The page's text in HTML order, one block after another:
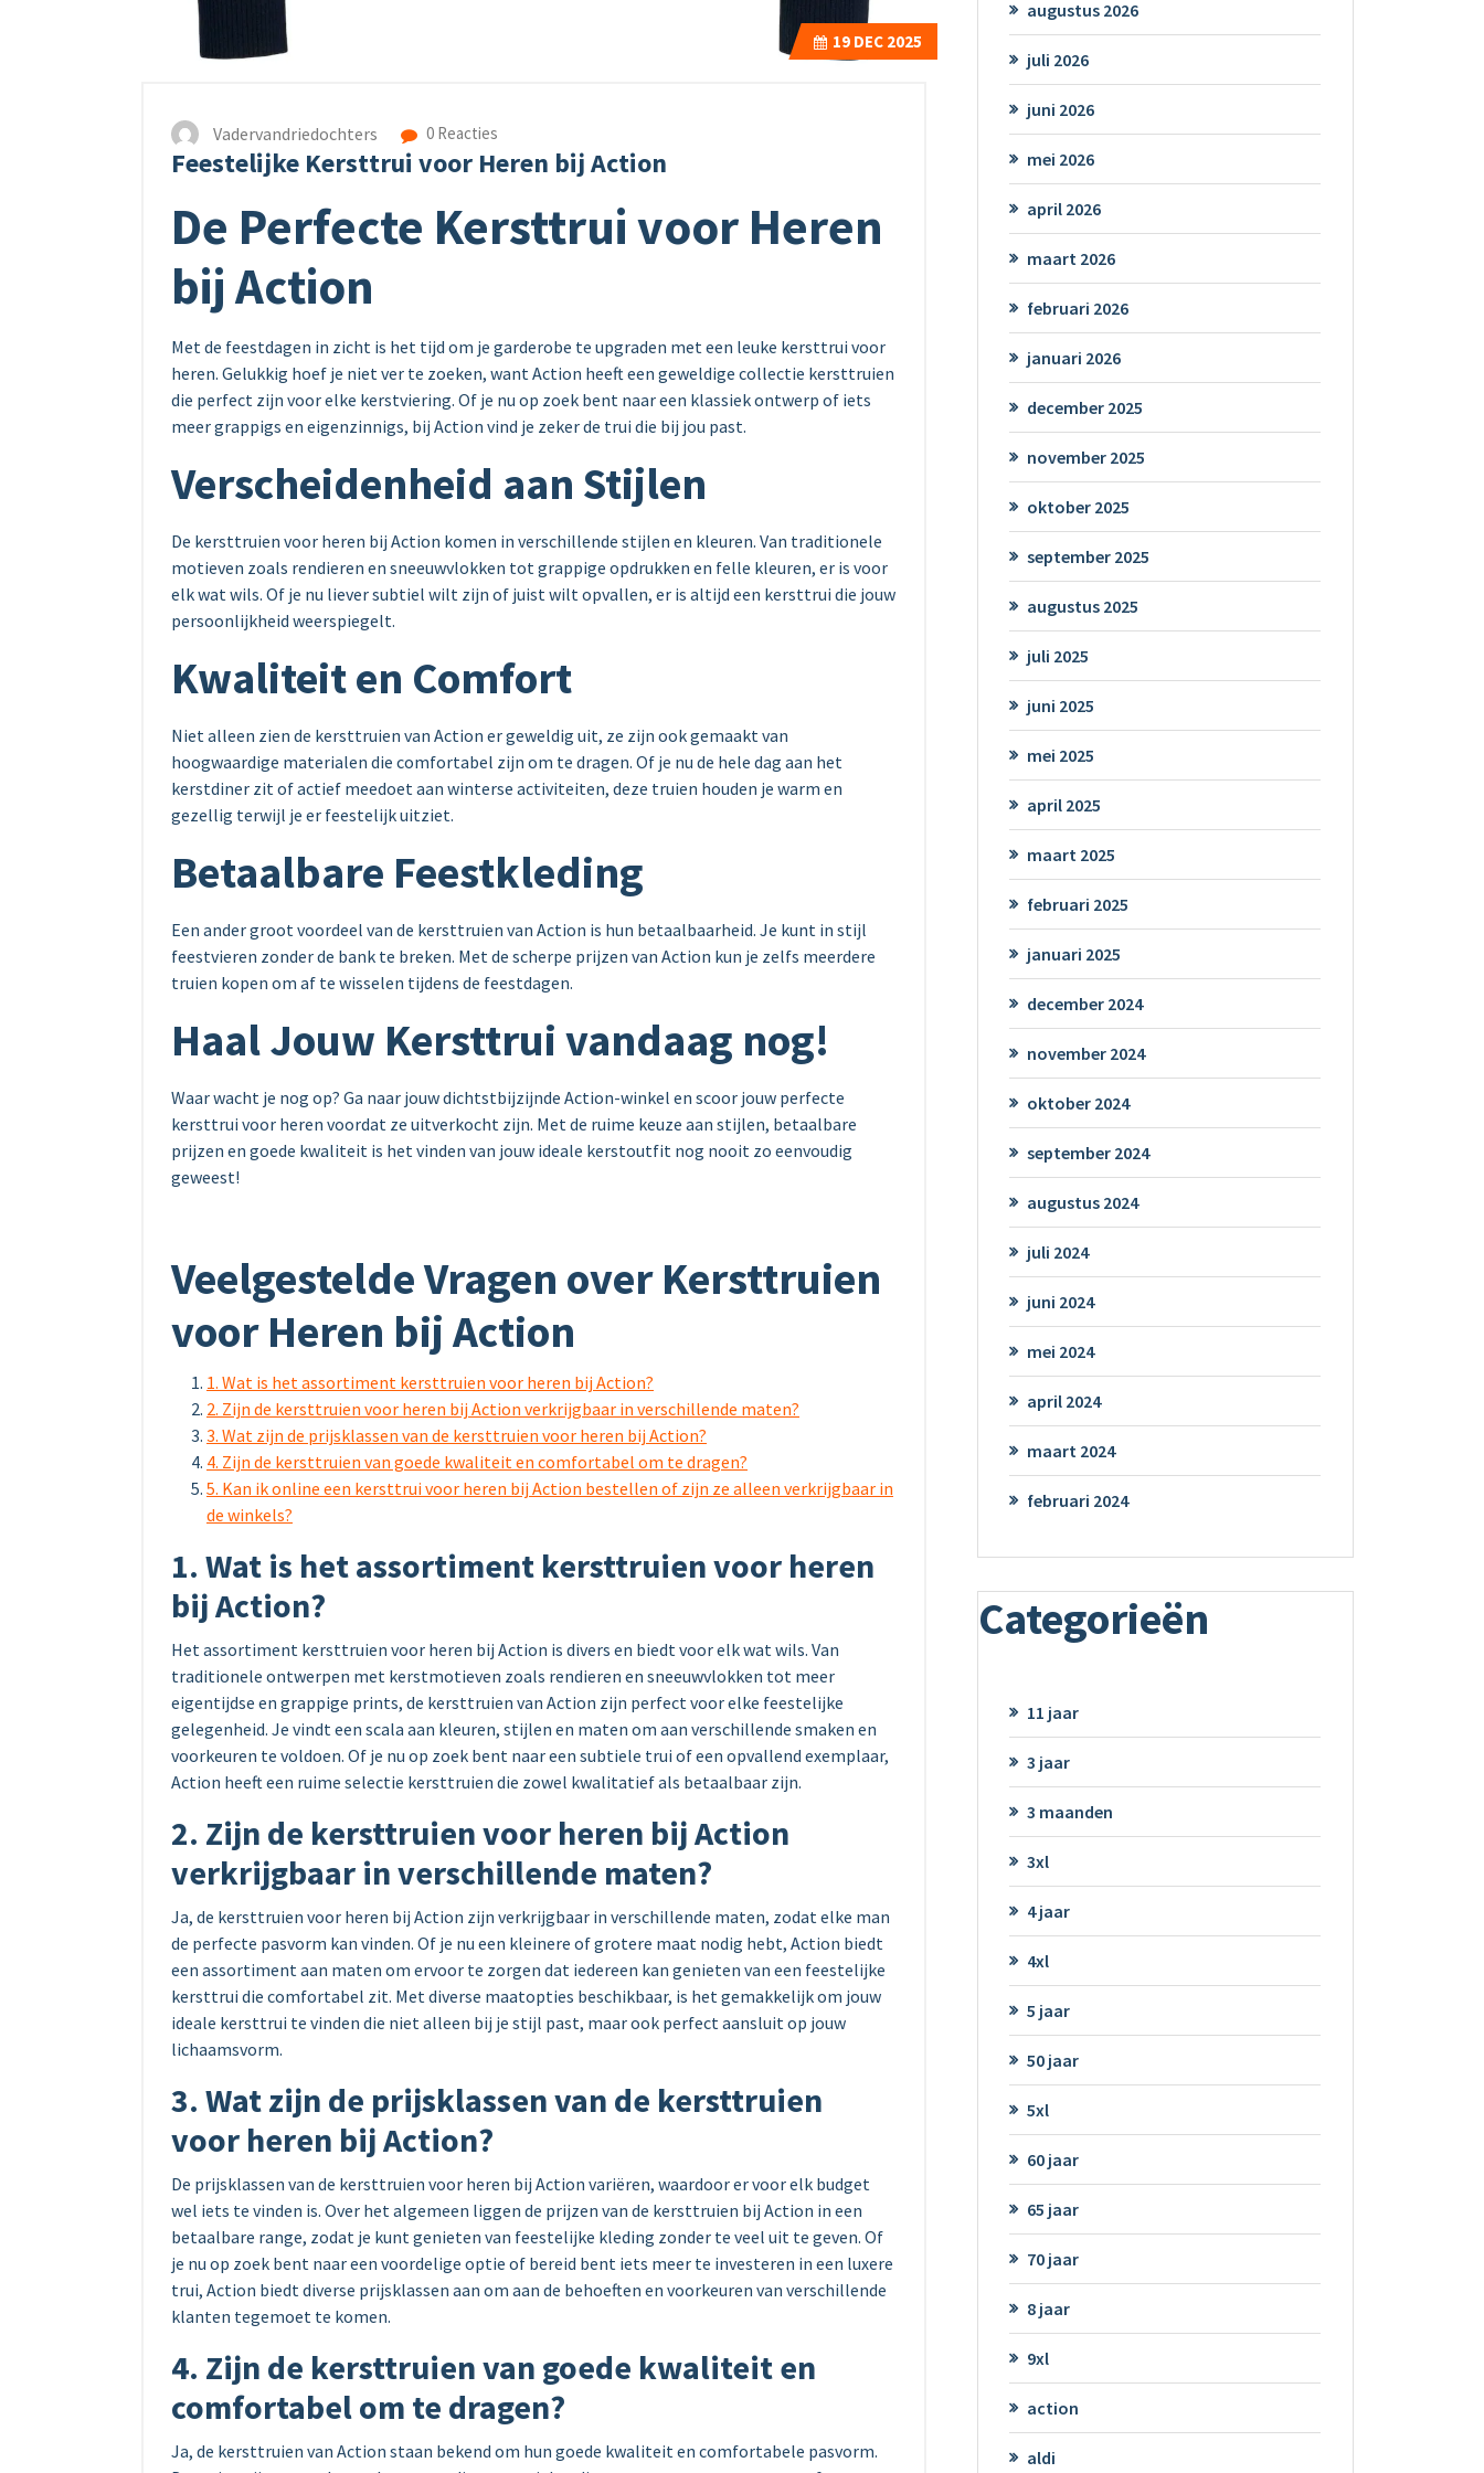
19DEC 2025
Vadervandriedochters 0 Reacties
Feestelijke Kersttrui voor Heren bij Action
De Perfecte Kersttrui voor Heren
bij Action
Met de feestdagen in zicht is het tijd om je garderobe te upgraden met een leuke kersttrui voor
heren. Gelukkig hoef je niet ver te zoeken, want Action heeft een geweldige collectie kersttruien
die perfect zijn voor elke kerstviering. Of je nu op zoek bent naar een klassiek ontwerp of iets
meer grappigs en eigenzinnigs, bij Action vind je zeker de trui die bij jou past.
Verscheidenheid aan Stijlen
De kersttruien voor heren bij Action komen in verschillende stijlen en kleuren. Van traditionele
motieven zoals rendieren en sneeuwvlokken tot grappige opdrukken en felle kleuren, er is voor
elk wat wils. Of je nu liever subtiel wilt zijn of juist wilt opvallen, er is altijd een kersttrui die jouw
persoonlijkheid weerspiegelt.
Kwaliteit en Comfort
Niet alleen zien de kersttruien van Action er geweldig uit, ze zijn ook gemaakt van
hoogwaardige materialen die comfortabel zijn om te dragen. Of je nu de hele dag aan het
kerstdiner zit of actief meedoet aan winterse activiteiten, deze truien houden je warm en
gezellig terwijl je er feestelijk uitziet.
Betaalbare Feestkleding
Een ander groot voordeel van de kersttruien van Action is hun betaalbaarheid. Je kunt in stijl
feestvieren zonder de bank te breken. Met de scherpe prijzen van Action kun je zelfs meerdere
truien kopen om af te wisselen tijdens de feestdagen.
Haal Jouw Kersttrui vandaag nog!
Waar wacht je nog op? Ga naar jouw dichtstbijzijnde Action-winkel en scoor jouw perfecte
kersttrui voor heren voordat ze uitverkocht zijn. Met de ruime keuze aan stijlen, betaalbare
prijzen en goede kwaliteit is het vinden van jouw ideale kerstoutfit nog nooit zo eenvoudig
geweest!
Veelgestelde Vragen over Kersttruien
voor Heren bij Action
1. Wat is het assortiment kersttruien voor heren bij Action?
2. Zijn de kersttruien voor heren bij Action verkrijgbaar in verschillende maten?
3. Wat zijn de prijsklassen van de kersttruien voor heren bij Action?
4. Zijn de kersttruien van goede kwaliteit en comfortabel om te dragen?
5. Kan ik online een kersttrui voor heren bij Action bestellen of zijn ze alleen verkrijgbaar in
de winkels?
1. Wat is het assortiment kersttruien voor heren
bij Action?
Het assortiment kersttruien voor heren bij Action is divers en biedt voor elk wat wils. Van
traditionele ontwerpen met kerstmotieven zoals rendieren en sneeuwvlokken tot meer
eigentijdse en grappige prints, de kersttruien van Action zijn perfect voor elke feestelijke
gelegenheid. Je vindt een scala aan kleuren, stijlen en maten om aan verschillende smaken en
voorkeuren te voldoen. Of je nu op zoek bent naar een subtiele trui of een opvallend exemplaar,
Action heeft een ruime selectie kersttruien die zowel kwalitatief als betaalbaar zijn.
2. Zijn de kersttruien voor heren bij Action
verkrijgbaar in verschillende maten?
Ja, de kersttruien voor heren bij Action zijn verkrijgbaar in verschillende maten, zodat elke man
de perfecte pasvorm kan vinden. Of je nu een kleinere of grotere maat nodig hebt, Action biedt
een assortiment aan maten om ervoor te zorgen dat iedereen kan genieten van een feestelijke
kersttrui die comfortabel zit. Met diverse maatopties beschikbaar, is het gemakkelijk om jouw
ideale kersttrui te vinden die niet alleen bij je stijl past, maar ook perfect aansluit op jouw
lichaamsvorm.
3. Wat zijn de prijsklassen van de kersttruien
voor heren bij Action?
De prijsklassen van de kersttruien voor heren bij Action variëren, waardoor er voor elk budget
wel iets te vinden is. Over het algemeen liggen de prijzen van de kersttruien bij Action in een
betaalbare range, zodat je kunt genieten van feestelijke kleding zonder te veel uit te geven. Of
je nu op zoek bent naar een voordelige optie of bereid bent iets meer te investeren in een luxere
trui, Action biedt diverse prijsklassen aan om aan de behoeften en voorkeuren van verschillende
klanten tegemoet te komen.
4. Zijn de kersttruien van goede kwaliteit en
comfortabel om te dragen?
Ja, de kersttruien van Action staan bekend om hun goede kwaliteit en comfortabele pasvorm.
augustus 2026
juli 2026
juni 2026
mei 2026
april 2026
maart 2026
februari 2026
januari 2026
december 2025
november 2025
oktober 2025
september 2025
augustus 2025
juli 2025
juni 2025
mei 2025
april 2025
maart 2025
februari 2025
januari 2025
december 2024
november 2024
oktober 2024
september 2024
augustus 2024
juli 2024
juni 2024
mei 2024
april 2024
maart 2024
februari 2024
Categorieën
11 jaar
3 jaar
3 maanden
3xl
4 jaar
4xl
5 jaar
50 jaar
5xl
60 jaar
65 jaar
70 jaar
8 jaar
9xl
action
aldi